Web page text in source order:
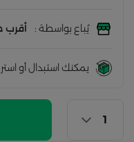
يُباع بواسطة : أقرب
يمكنك استبدال أو